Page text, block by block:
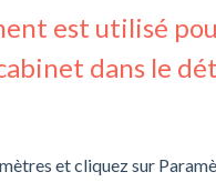
est utilisé
dans le
et cliquez sur